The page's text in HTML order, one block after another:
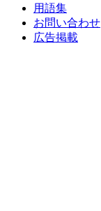
用語集
お問い合わせ
広告掲載